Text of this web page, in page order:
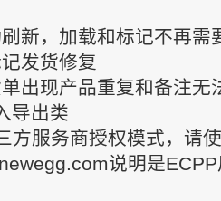
新，加载和标记不再需
发货修复
出现产品重复和备注无
导出类
方服务商授权模式，请
说明是